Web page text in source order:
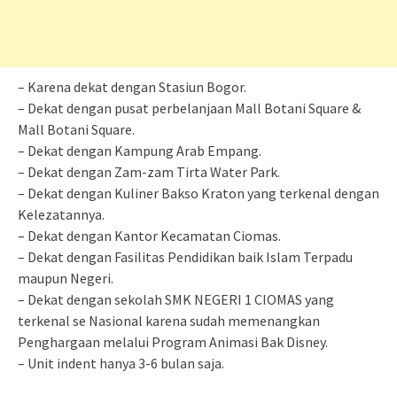
– Karena dekat dengan Stasiun Bogor.
– Dekat dengan pusat perbelanjaan Mall Botani Square &
Mall Botani Square.
– Dekat dengan Kampung Arab Empang.
– Dekat dengan Zam-zam Tirta Water Park.
– Dekat dengan Kuliner Bakso Kraton yang terkenal dengan
Kelezatannya.
– Dekat dengan Kantor Kecamatan Ciomas.
– Dekat dengan Fasilitas Pendidikan baik Islam Terpadu
maupun Negeri.
– Dekat dengan sekolah SMK NEGERI 1 CIOMAS yang
terkenal se Nasional karena sudah memenangkan
Penghargaan melalui Program Animasi Bak Disney.
– Unit indent hanya 3-6 bulan saja.